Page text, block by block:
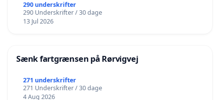
290 underskrifter
290 Underskrifter / 30 dage
13 Jul 2026
Sænk fartgrænsen på Rørvigvej
271 underskrifter
271 Underskrifter / 30 dage
4 Aug 2026